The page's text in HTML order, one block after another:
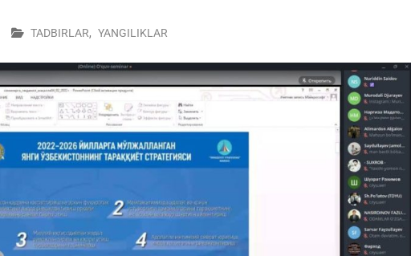
TADBIRLAR, YANGILIKLAR